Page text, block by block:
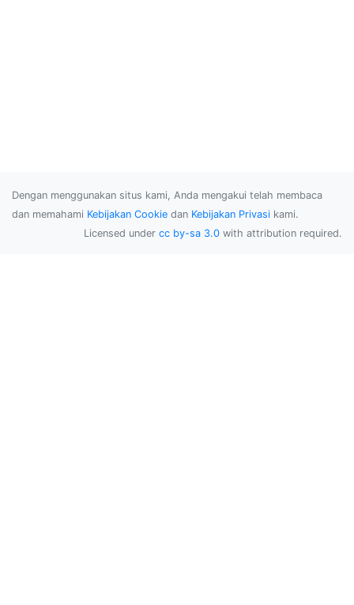
Dengan menggunakan situs kami, Anda mengakui telah membaca
dan memahami Kebijakan Cookie dan Kebijakan Privasi kami.
Licensed under cc by-sa 3.0 with attribution required.